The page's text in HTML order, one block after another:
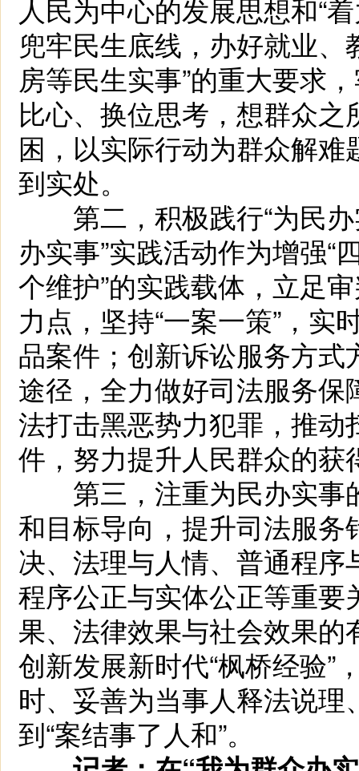
人民为中心的发展思想和“
兜牢民生底线，办好就业
房等民生实事”的重大要求
比心、换位思考，想群众
困，以实际行动为群众解
到实处。
第二，积极践行“为民办
办实事”实践活动作为增强“
个维护”的实践载体，立足
力点，坚持“一案一策”，
品案件；创新诉讼服务方
途径，全力做好司法服务保
法打击黑恶势力犯罪，推
件，努力提升人民群众的
第三，注重为民办实事
和目标导向，提升司法服
决、法理与人情、普通程
程序公正与实体公正等重
果、法律效果与社会效果
创新发展新时代“枫桥经验”
时、妥善为当事人释法说
到“案结事了人和”。